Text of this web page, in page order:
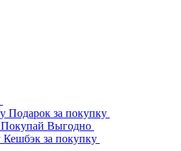
Подарок за покупку
Покупай Выгодно
Кешбэк за покупку